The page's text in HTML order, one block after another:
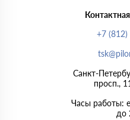
+7
Санкт-
просп.,
Часы работы:
до